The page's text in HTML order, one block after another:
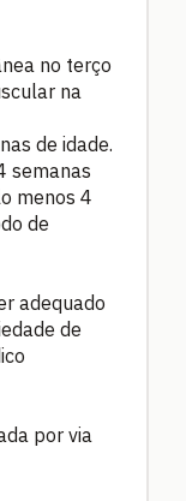
no terço
na
de idade.
semanas
menos 4
de
adequado
de
por via